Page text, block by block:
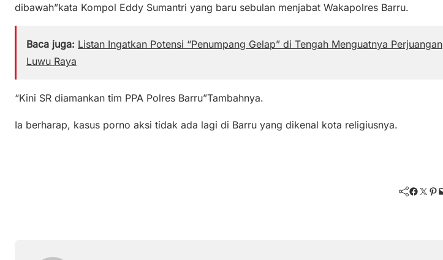
dibawah”kata Kompol Eddy Sumantri yang baru sebulan menjabat Wakapolres Barru.
Baca juga: Listan Ingatkan Potensi “Penumpang Gelap” di Tengah Menguatnya Perjuangan
Luwu Raya
“Kini SR diamankan tim PPA Polres Barru”Tambahnya.
Ia berharap, kasus porno aksi tidak ada lagi di Barru yang dikenal kota religiusnya.
Facebook Twitter Pinterest Mail